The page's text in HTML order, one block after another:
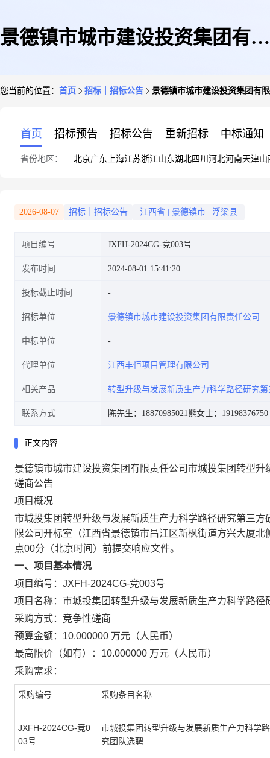
景德镇市城市建设投资集团有限
三方研究团队选聘竞争性磋商公
您当前的位置： 首页 招标｜招标公告 景德镇市城市建设投资集团有
首页 招标预告 招标公告 重新招标 中标通知
省份地区： 北京广东 上海江苏浙江山东湖北四川 河北河南天津山
2026-08-07 招标｜招标公告 江西省 景德镇市 浮梁县
项目编号 JXFH-2024CG-竞003号
发布时间 2024-08-01 15:41:20
投标截止时间
招标单位 景德镇市城市建设投资集团有限责任公司
中标单位
代理单位 江西丰恒项目管理有限公司
相关产品 转型升级与发展新质生产力科学路径研究
联系方式 陈先生：18870985021熊女士：19198376750
正文内容
景德镇市城市建设投资集团有限责任公司市城投集团转型
磋商公告
项目概况
市城投集团转型升级与发展新质生产力科学路径研究第三
限公司开标室（江西省景德镇市昌江区新枫街道方兴大厦
点00分（北京时间）前提交响应文件。
一、项目基本情况
项目编号：JXFH-2024CG-竞003号
项目名称：市城投集团转型升级与发展新质生产力科学路径
采购方式：竞争性磋商
预算金额：10.000000 万元（人民币）
最高限价（如有）：10.000000 万元（人民币）
采购需求：
采购编号 采购条目名称
JXFH-2024CG-竞0
03号
市城投集团转型升级与发展新质生产力科学
究团队选聘